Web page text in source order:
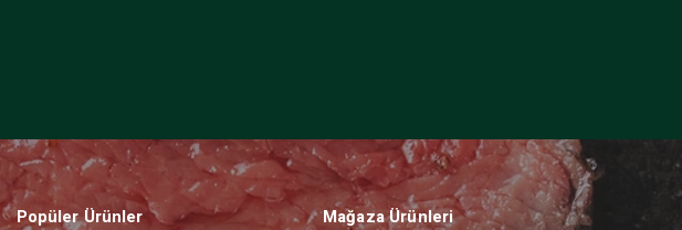
Popüler Ürünler Mağaza Ürünleri